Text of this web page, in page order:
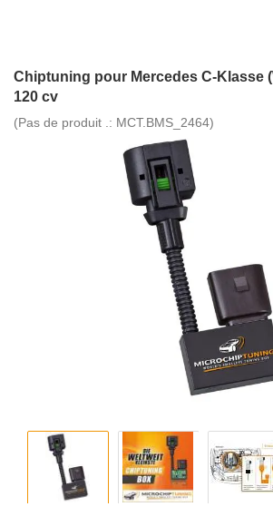
Chiptuning pour Mercedes C-Klasse
120 cv
(Pas de produit .: MCT.BMS_2464)